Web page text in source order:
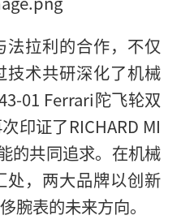
法拉利的合作，不仅
技术共研深化了机械
01 Ferrari陀飞轮双
印证了RICHARD MI
的共同追求。在机械
处，两大品牌以创新
腕表的未来方向。